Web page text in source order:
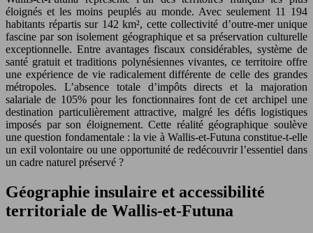
éloignés et les moins peuplés au monde. Avec seulement 11 194
habitants répartis sur 142 km², cette collectivité d’outre-mer unique
fascine par son isolement géographique et sa préservation culturelle
exceptionnelle. Entre avantages fiscaux considérables, système de
santé gratuit et traditions polynésiennes vivantes, ce territoire offre
une expérience de vie radicalement différente de celle des grandes
métropoles. L’absence totale d’impôts directs et la majoration
salariale de 105% pour les fonctionnaires font de cet archipel une
destination particulièrement attractive, malgré les défis logistiques
imposés par son éloignement. Cette réalité géographique soulève
une question fondamentale : la vie à Wallis-et-Futuna constitue-t-elle
un exil volontaire ou une opportunité de redécouvrir l’essentiel dans
un cadre naturel préservé ?
Géographie insulaire et accessibilité
territoriale de Wallis-et-Futuna